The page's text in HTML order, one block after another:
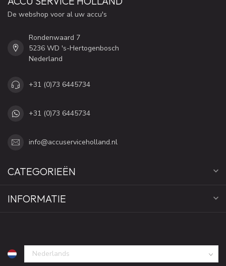
De webshop voor al uw accu's
Rondenwaard 7
5236 WD 's-Hertogenbosch
Nederland
+31 (0)73 6445734
+31 (0)73 6445734
info@accuserviceholland.nl
CATEGORIEËN
INFORMATIE